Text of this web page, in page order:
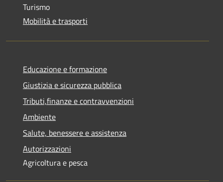
Turismo
Mobilità e trasporti
Educazione e formazione
Giustizia e sicurezza pubblica
Tributi,finanze e contravvenzioni
Ambiente
Salute, benessere e assistenza
Autorizzazioni
Agricoltura e pesca